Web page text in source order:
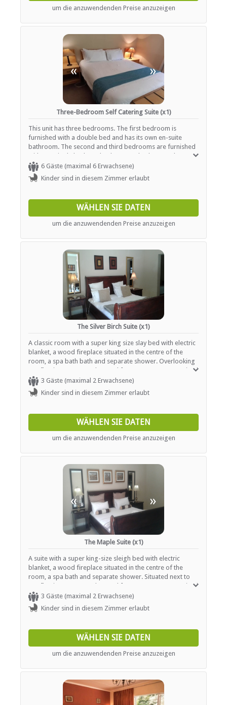
um die anzuwendenden Preise anzuzeigen
« »
Three-Bedroom Self Catering Suite (x1)
This unit has three bedrooms. The first bedroom is
furnished with a double bed and has its own en-suite
bathroom. The second and third bedrooms are furnished
with two single beds each. These two bedrooms share a
bathroom. Open plan kitchen and living area. Outside deck
with braai area. Bring own swimming towels. Rooms are
serviced daily and offer tea / coffee station as well as
6 Gäste (maximal 6 Erwachsene)
Kinder sind in diesem Zimmer erlaubt
WÄHLEN SIE DATEN
um die anzuwendenden Preise anzuzeigen
The Silver Birch Suite (x1)
A classic room with a super king size slay bed with electric
blanket, a wood fireplace situated in the centre of the
room, a spa bath bath and separate shower. Overlooking
our flowing stream and natural forest. Rooms are serviced
daily and offer tea / coffee station as well as heaters or
fireplaces.
3 Gäste (maximal 2 Erwachsene)
Kinder sind in diesem Zimmer erlaubt
WÄHLEN SIE DATEN
um die anzuwendenden Preise anzuzeigen
« »
The Maple Suite (x1)
A suite with a super king-size sleigh bed with electric
blanket, a wood fireplace situated in the centre of the
room, a spa bath and separate shower. Situated next to
our flowing stream and natural forest. Rooms are serviced
daily and offer tea / coffee station as well as heaters or
fireplaces.
3 Gäste (maximal 2 Erwachsene)
Kinder sind in diesem Zimmer erlaubt
WÄHLEN SIE DATEN
um die anzuwendenden Preise anzuzeigen